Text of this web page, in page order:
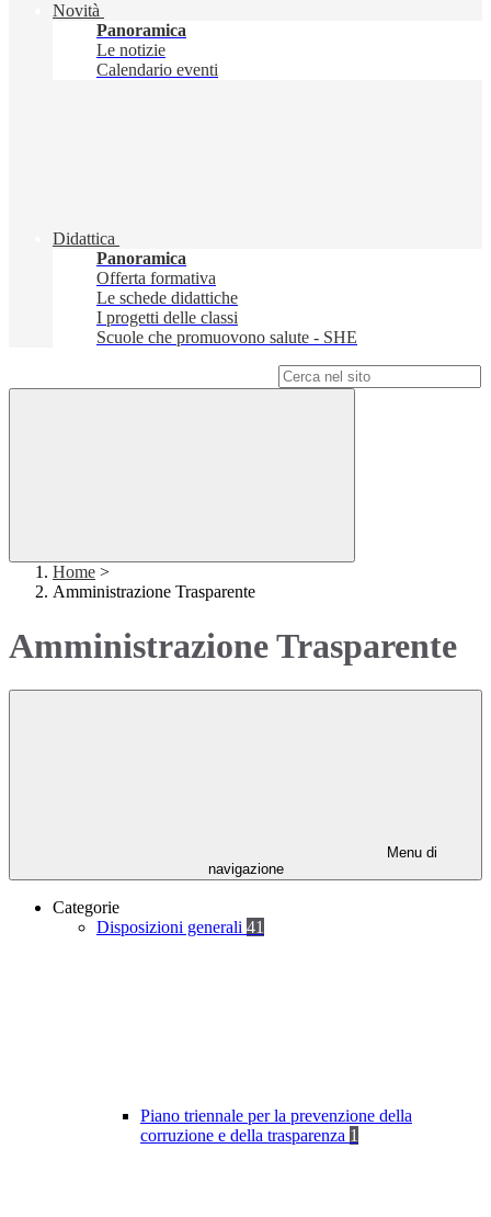
Novità
Panoramica
Le notizie
Calendario eventi
Didattica
Panoramica
Offerta formativa
Le schede didattiche
I progetti delle classi
Scuole che promuovono salute - SHE
Home >
Amministrazione Trasparente
Amministrazione Trasparente
Menu di
navigazione
Categorie
Disposizioni generali 41
Piano triennale per la prevenzione della
corruzione e della trasparenza 1